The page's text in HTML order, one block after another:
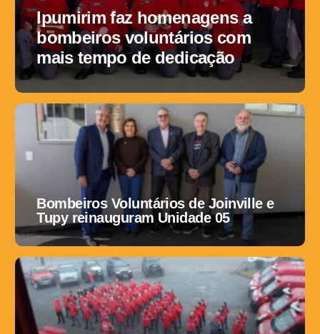
Ipumirim faz homenagens a
bombeiros voluntários com
mais tempo de dedicação
Bombeiros Voluntários de Joinville e
Tupy reinauguram Unidade 05